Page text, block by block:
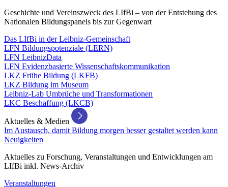
Geschichte und Vereinszweck des LIfBi – von der Entstehung des
Nationalen Bildungspanels bis zur Gegenwart
Das LIfBi in der Leibniz-Gemeinschaft
LFN Bildungspotenziale (LERN)
LFN LeibnizData
LFN Evidenzbasierte Wissenschaftskommunikation
LKZ Frühe Bildung (LKFB)
LKZ Bildung im Museum
Leibniz-Lab Umbrüche und Transformationen
LKC Beschaffung (LKCB)
Aktuelles & Medien
Im Austausch, damit Bildung morgen besser gestaltet werden kann
Neuigkeiten
Aktuelles zu Forschung, Veranstaltungen und Entwicklungen am
LIfBi inkl. News-Archiv
Veranstaltungen